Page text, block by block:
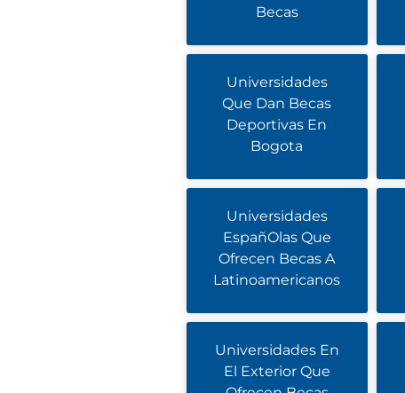
Becas
Universidades
Que Dan Becas
Deportivas En
Bogota
Universidades
EspañOlas Que
Ofrecen Becas A
Latinoamericanos
Universidades En
El Exterior Que